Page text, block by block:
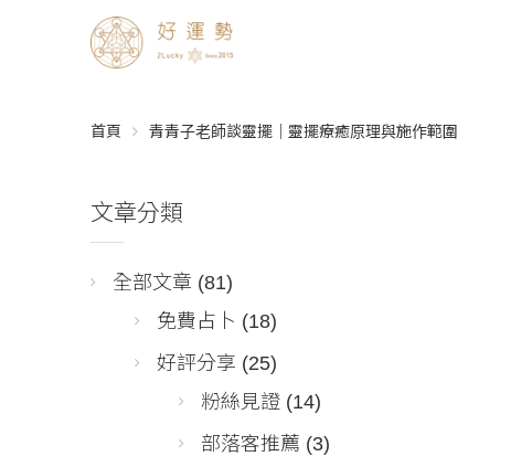
首頁 青青子老師談靈擺｜靈擺療癒原理與施作範圍
文章分類
全部文章 (81)
免費占卜 (18)
好評分享 (25)
粉絲見證 (14)
部落客推薦 (3)